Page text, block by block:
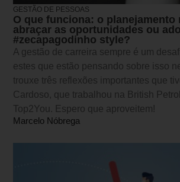
GESTÃO DE PESSOAS
O que funciona: o planejamento
abraçar as oportunidades ou
#zecapagodinho style?
A gestão de carreira sempre é um
estes que estão pensando sobre isso
trouxe três reflexões importantes que
Cardoso, que trabalhou na British
Top2You. Espero que aproveitem!
Marcelo Nóbrega